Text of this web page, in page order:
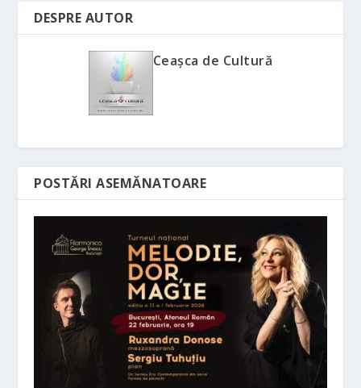
DESPRE AUTOR
Ceașca de Cultură
POSTĂRI ASEMĂNATOARE